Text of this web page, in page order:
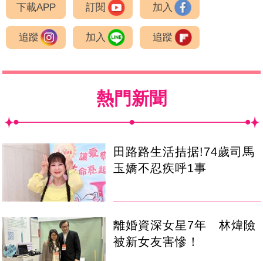
下載APP 訂閱 加入
追蹤 加入 追蹤
熱門新聞
田路路生活拮据!74歲司馬
玉嬌不忍疾呼1事
離婚資深女星7年 林煒險
被新女友害慘！